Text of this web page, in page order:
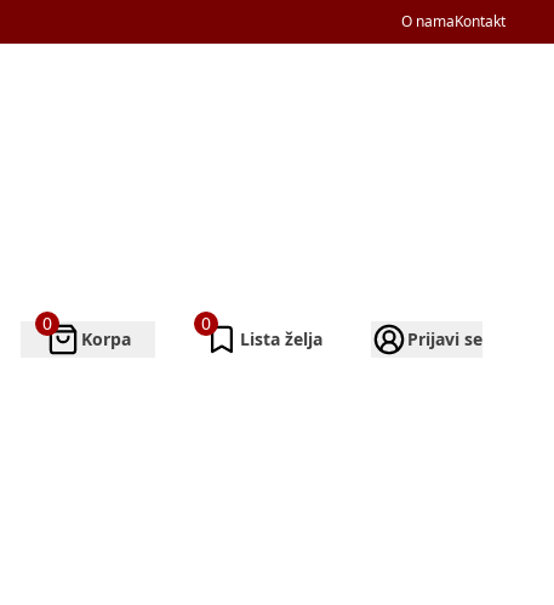
O namaKontakt
0
Korpa
0
Lista želja Prijavi se